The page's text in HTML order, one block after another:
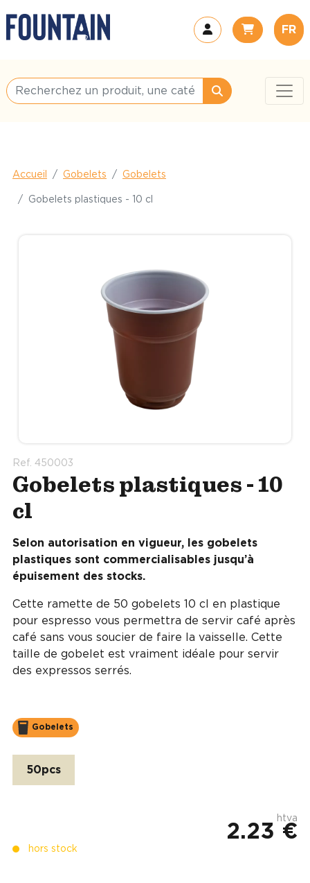
FR
Accueil Gobelets Gobelets
Gobelets plastiques - 10 cl
Ref. 450003
Gobelets plastiques - 10
cl
Selon autorisation en vigueur, les gobelets
plastiques sont commercialisables jusqu’à
épuisement des stocks.
Cette ramette de 50 gobelets 10 cl en plastique
pour espresso vous permettra de servir café après
café sans vous soucier de faire la vaisselle. Cette
taille de gobelet est vraiment idéale pour servir
des expressos serrés.
Gobelets
50pcs
htva
2.23 €
hors stock